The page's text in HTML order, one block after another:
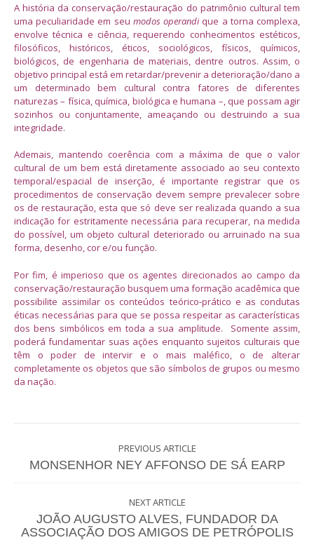
A história da conservação/restauração do patrimônio cultural tem
uma peculiaridade em seu modos operandique a torna complexa,
envolve técnica e ciência, requerendo conhecimentos estéticos,
filosóficos, históricos, éticos, sociológicos, físicos, químicos,
biológicos, de engenharia de materiais, dentre outros. Assim, o
objetivo principal está em retardar/prevenir a deterioração/dano a
um determinado bem cultural contra fatores de diferentes
naturezas – física, química, biológica e humana –, que possam agir
sozinhos ou conjuntamente, ameaçando ou destruindo a sua
integridade.
Ademais, mantendo coerência com a máxima de que o valor
cultural de um bem está diretamente associado ao seu contexto
temporal/espacial de inserção, é importante registrar que os
procedimentos de conservação devem sempre prevalecer sobre
os de restauração, esta que só deve ser realizada quando a sua
indicação for estritamente necessária para recuperar, na medida
do possível, um objeto cultural deteriorado ou arruinado na sua
forma, desenho, cor e/ou função.
Por fim, é imperioso que os agentes direcionados ao campo da
conservação/restauração busquem uma formação acadêmica que
possibilite assimilar os conteúdos teórico-prático e as condutas
éticas necessárias para que se possa respeitar as características
dos bens simbólicos em toda a sua amplitude. Somente assim,
poderá fundamentar suas ações enquanto sujeitos culturais que
têm o poder de intervir e o mais maléfico, o de alterar
completamente os objetos que são símbolos de grupos ou mesmo
da nação.
PREVIOUS ARTICLE
MONSENHOR NEY AFFONSO DE SÁ EARP
NEXT ARTICLE
JOÃO AUGUSTO ALVES, FUNDADOR DA
ASSOCIAÇÃO DOS AMIGOS DE PETRÓPOLIS